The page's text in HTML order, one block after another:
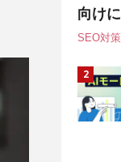
向け
SEO対策